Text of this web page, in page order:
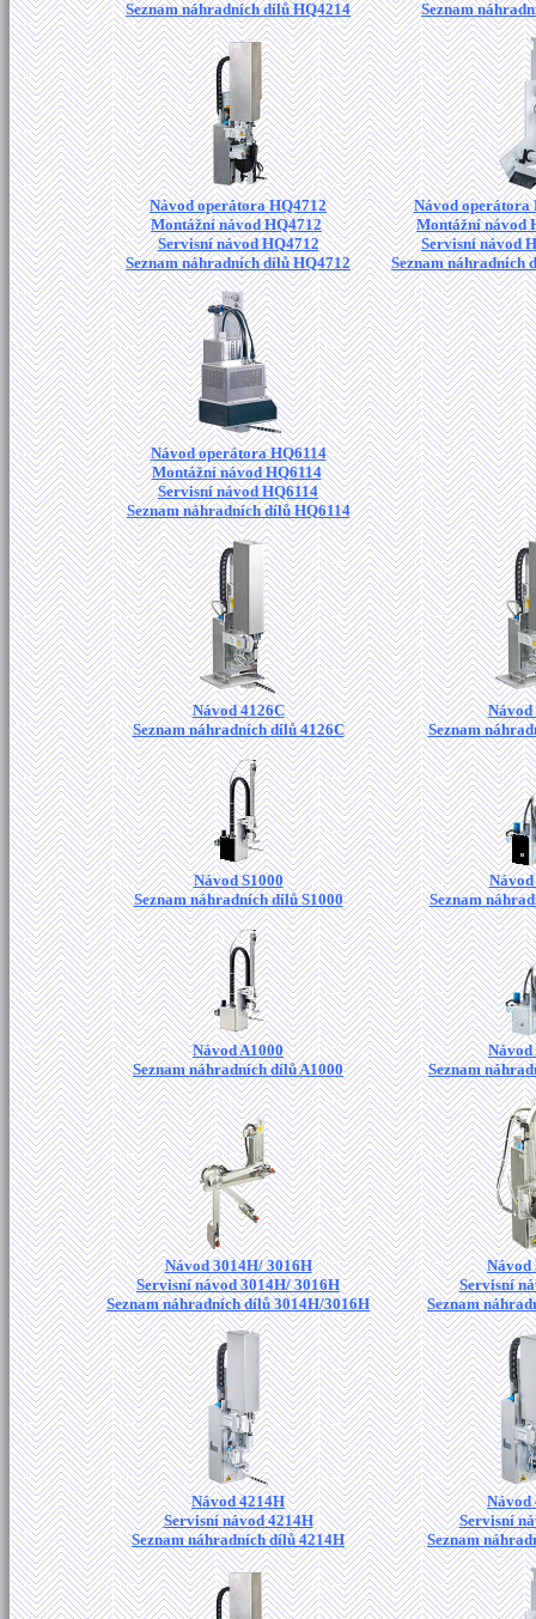
Seznam náhradních dílů HQ4214
Seznam
Návod operátora HQ4712
Montážní návod HQ4712
Servisní návod HQ4712
Seznam náhradních dílů HQ4712
Návod operátora
Montážní návod
Servisní návod
Seznam náhradních
Návod operátora HQ6114
Montážní návod HQ6114
Servisní návod HQ6114
Seznam náhradních dílů HQ6114
Návod 4126C
Seznam náhradních dílů 4126C
Návod
Seznam
Návod S1000
Seznam náhradních dílů S1000
Návod
Seznam
Návod A1000
Seznam náhradních dílů A1000
Návod
Seznam
Návod 3014H/ 3016H
Servisní návod 3014H/ 3016H
Seznam náhradních dílů 3014H/3016H
Návod
Servisní
Seznam
Návod 4214H
Servisní návod 4214H
Seznam náhradních dílů 4214H
Návod
Servisní
Seznam